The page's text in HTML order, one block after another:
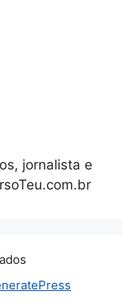
jornalista e